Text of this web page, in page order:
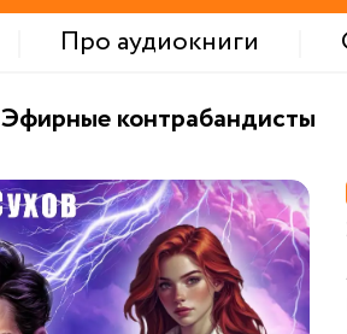
Про аудиокниги
Эфирные контрабандисты